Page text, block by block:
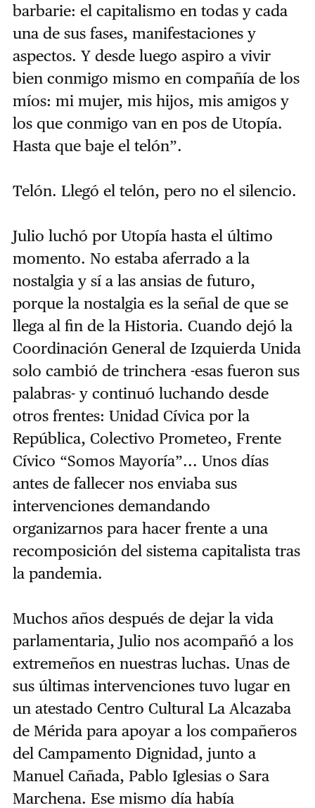
barbarie: el capitalismo en todas y cada
una de sus fases, manifestaciones y
aspectos. Y desde luego aspiro a vivir
bien conmigo mismo en compañía de los
míos: mi mujer, mis hijos, mis amigos y
los que conmigo van en pos de Utopía.
Hasta que baje el telón”.
Telón. Llegó el telón, pero no el silencio.
Julio luchó por Utopía hasta el último
momento. No estaba aferrado a la
nostalgia y sí a las ansias de futuro,
porque la nostalgia es la señal de que se
llega al fin de la Historia. Cuando dejó la
Coordinación General de Izquierda Unida
solo cambió de trinchera -esas fueron sus
palabras- y continuó luchando desde
otros frentes: Unidad Cívica por la
República, Colectivo Prometeo, Frente
Cívico “Somos Mayoría”... Unos días
antes de fallecer nos enviaba sus
intervenciones demandando
organizarnos para hacer frente a una
recomposición del sistema capitalista tras
la pandemia.
Muchos años después de dejar la vida
parlamentaria, Julio nos acompañó a los
extremeños en nuestras luchas. Unas de
sus últimas intervenciones tuvo lugar en
un atestado Centro Cultural La Alcazaba
de Mérida para apoyar a los compañeros
del Campamento Dignidad, junto a
Manuel Cañada, Pablo Iglesias o Sara
Marchena. Ese mismo día había